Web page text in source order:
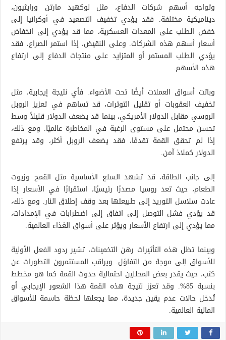
وتواجه أسهم شركات الدفاع، مثل لوكهيد مارتن ورايثيون،
ديناميكية مختلفة. فقد يؤدي تخفيف التصعيد في أوكرانيا إلى
خفض الطلب على المعدات العسكرية، مما قد يؤدي إلى انخفاض
أسعار أسهم هذه الشركات. وعلى النقيض، إذا استمر الصراع، فقد
يؤدي الطلب المستمر أو المتزايد على منتجات الدفاع إلى ارتفاع
هذه الأسهم.
وباتت أسواق العملات أيضًا تحت الأضواء. فأي نتيجة إيجابية، مثل
تخفيف العقوبات أو تقليل التوترات، قد تساهم في تعزيز الروبل
الروسي مقابل الدولار الأمريكي، بينما قد يضعف الدولار قليلاً وسط
تحسن محتمل على مستوى الرغبة في المخاطرة عالميًا. ومع ذلك،
إذا لم تحقق القمة تقدمًا، فقد يضعف الروبل أكثر، وقد يرتفع
الدولار كملاذ آمن.
إلى جانب الطاقة، قد تشهد السلع الأساسية مثل القمح وزيوت
الطعام، حيث تعد روسيا مصدرًا رئيسيًا، استقرارًا في الأسعار إذا
عادت سلاسل التوريد إلى طبيعتها بعد وقف إطلاق النار. ومع ذلك،
قد يؤدي فشل التوصل إلى اتفاق إلى اضطرابات في الإمدادات،
مما يؤدي إلى ارتفاع الأسعار ويؤثر على أسواق الغذاء العالمية.
وبينما تظل هذه التأثيرات رهن التخمينات، تشير ردود الفعل الأولية
للأسواق إلى موجة من التفاؤل. ويراقب المستثمرون التطورات عن
كثب، حيث يقدر بعض المحللين احتمالية حدوث القمة كما هو مخطط
بنسبة 85%. وقد تعزز نتيجة هذه القمة هذا الشعور الإيجابي أو
تُدخل حالات عدم يقين جديدة، مما يجعلها لحظة حاسمة للأسواق
المالية العالمية.